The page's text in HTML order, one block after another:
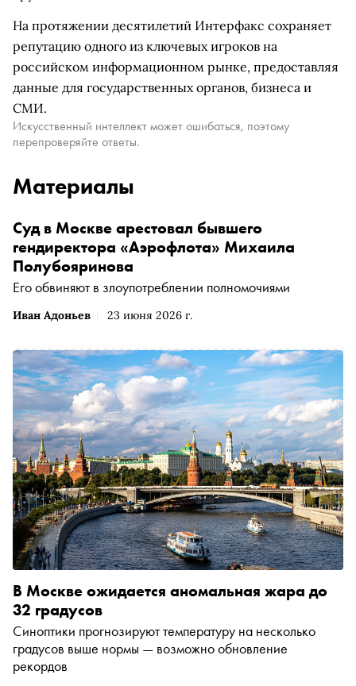
На протяжении десятилетий Интерфакс сохраняет
репутацию одного из ключевых игроков на
российском информационном рынке, предоставляя
данные для государственных органов, бизнеса и
СМИ.
Искусственный интеллект может ошибаться, поэтому
перепроверяйте ответы.
Материалы
Иван Адоньев 23 июня 2026 г.
Суд в Москве арестовал бывшего
гендиректора «Аэрофлота» Михаила
Полубояринова
Его обвиняют в злоупотреблении полномочиями
В Москве ожидается аномальная жара до
32 градусов
Синоптики прогнозируют температуру на несколько
градусов выше нормы — возможно обновление
рекордов